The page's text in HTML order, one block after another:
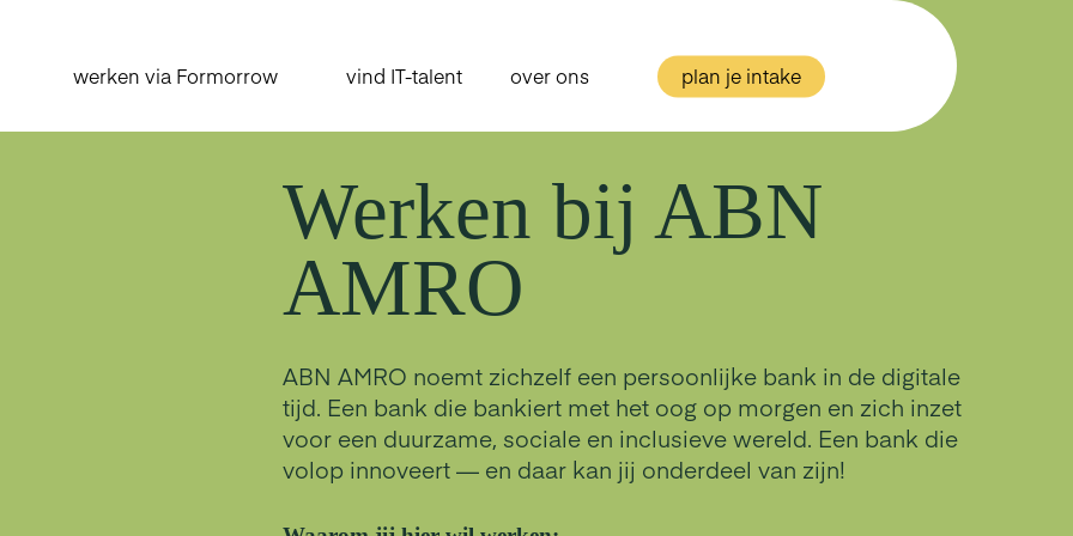
werken via Formorrow vind IT-talent over ons plan je intake
Werken bij ABN
AMRO
ABN AMRO noemt zichzelf een persoonlijke bank in de digitale
tijd. Een bank die bankiert met het oog op morgen en zich inzet
voor een duurzame, sociale en inclusieve wereld. Een bank die
volop innoveert — en daar kan jij onderdeel van zijn!